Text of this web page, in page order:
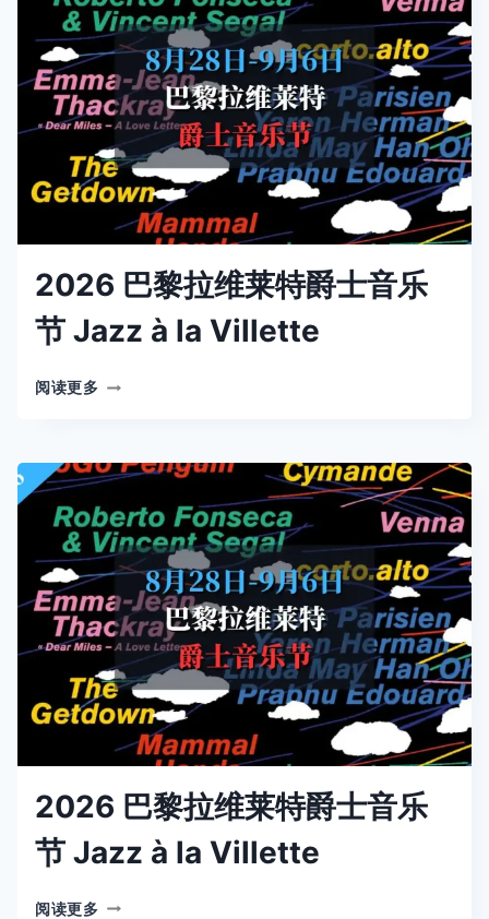
母
节
庆
攻
略
2026 巴黎拉维莱特爵士音乐
节 Jazz à la Villette
阅读更多 2026
维
特
爵
乐
节
JAZZ
À
LA
VILLETTE
2026 巴黎拉维莱特爵士音乐
节 Jazz à la Villette
阅读更多 2026